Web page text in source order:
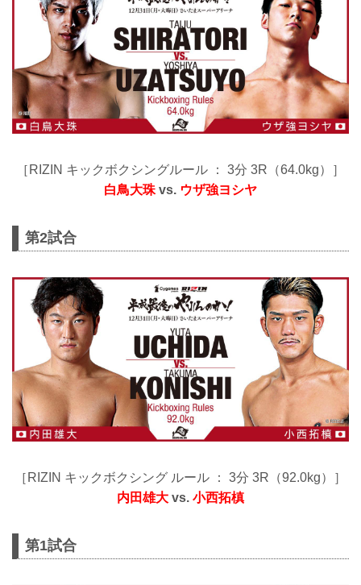
［RIZIN キックボクシングルール ： 3分 3R（64.0kg）］
白鳥大珠 vs. ウザ強ヨシヤ
第2試合
［RIZIN キックボクシング ルール ： 3分 3R（92.0kg）］
内田雄大 vs. 小西拓槙
第1試合